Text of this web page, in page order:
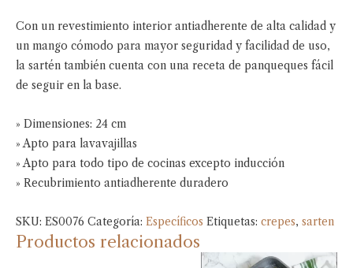
Con un revestimiento interior antiadherente de alta calidad y
un mango cómodo para mayor seguridad y facilidad de uso,
la sartén también cuenta con una receta de panqueques fácil
de seguir en la base.
» Dimensiones: 24 cm
» Apto para lavavajillas
» Apto para todo tipo de cocinas excepto inducción
» Recubrimiento antiadherente duradero
SKU: ES0076 Categoría: Específicos Etiquetas: crepes, sarten
Productos relacionados